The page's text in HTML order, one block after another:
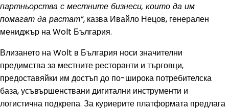
партньорства с местните бизнеси, които да им
помагат да растат“, казва Ивайло Нецов, генерален
мениджър на Wolt България.
Влизането на Wolt в България носи значителни
предимства за местните ресторанти и търговци,
предоставяйки им достъп до по-широка потребителска
база, усъвършенствани дигитални инструменти и
логистична подкрепа. За куриерите платформата предлага